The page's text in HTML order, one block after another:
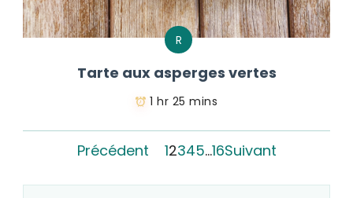
R
Tarte aux asperges vertes
1 hr 25 mins
Précédent 12345…16Suivant